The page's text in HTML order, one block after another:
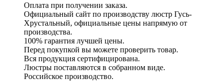
Оплата при получении заказа.
Официальный сайт по производству люстр Гусь-
Хрустальный, официальные цены напрямую от
производства.
100% гарантия лучшей цены.
Перед покупкой вы можете проверить товар.
Вся продукция сертифицирована.
Люстры поставляются в собранном виде.
Российское производство.